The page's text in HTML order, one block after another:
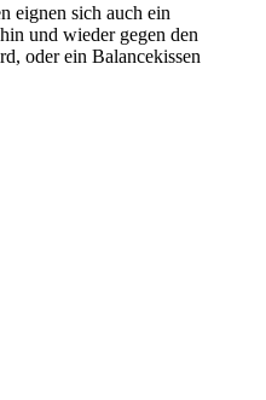
eignen sich auch ein
und wieder gegen den
oder ein Balancekissen